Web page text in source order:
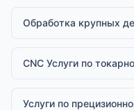
Обработка крупных
CNC Услуги по
Услуги по